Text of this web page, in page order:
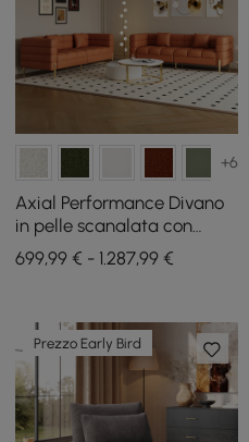
+6
Axial Performance Divano
in pelle scanalata con
gambe e cuscini dorati,
2010mm, set di 2
699,99 € - 1.287,99 €
Prezzo Early Bird